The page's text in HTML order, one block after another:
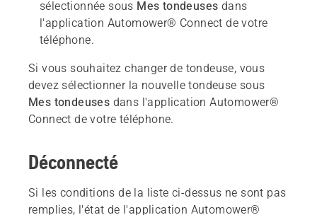
sélectionnée sous Mes tondeuses dans
l'application Automower® Connect de votre
téléphone.
Si vous souhaitez changer de tondeuse, vous
devez sélectionner la nouvelle tondeuse sous
Mes tondeuses dans l'application Automower®
Connect de votre téléphone.
Déconnecté
Si les conditions de la liste ci-dessus ne sont pas
remplies, l'état de l'application Automower®